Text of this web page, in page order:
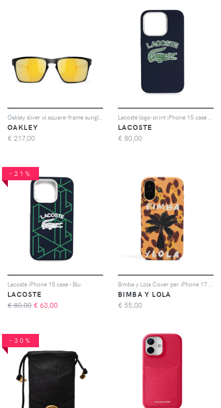
OAKLEY
€ 217,00
LACOSTE
€ 80,00
-21%
Lacoste iPhone 15 case - Blu
LACOSTE
€ 80,00 € 63,00
BIMBA Y LOLA
€ 55,00
-30%